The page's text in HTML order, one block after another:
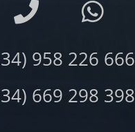
958 226 666
669 298 398